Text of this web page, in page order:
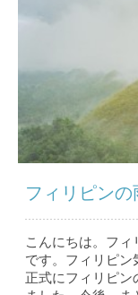
フィリピンの
こんにちは。フ
です。フィリピン
正式にフィリピン